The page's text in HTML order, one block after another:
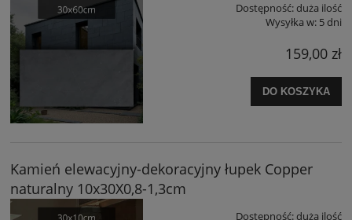
Dostępność:duża ilość
Wysyłka w: 5 dni
159,00 zł
DO KOSZYKA
Kamień elewacyjny-dekoracyjny łupek Copper
naturalny 10x30X0,8-1,3cm
Dostępność:duża ilość